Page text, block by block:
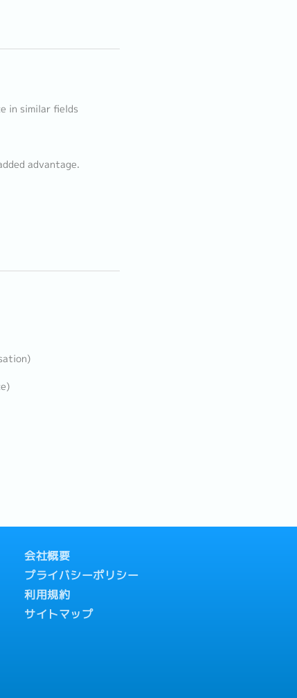
in similar fields
advantage.
会社概要
プライバシーポリシー
利用規約
サイトマップ